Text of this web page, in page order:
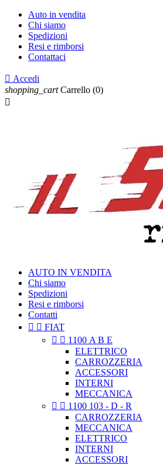
Auto in vendita
Chi siamo
Spedizioni
Resi e rimborsi
Contattaci
 Accedi
shopping_cart Carrello (0)

AUTO IN VENDITA
Chi siamo
Spedizioni
Resi e rimborsi
Contatti
  FIAT
  1100 A B E
ELETTRICO
CARROZZERIA
ACCESSORI
INTERNI
MECCANICA
  1100 103 - D - R
CARROZZERIA
MECCANICA
ELETTRICO
INTERNI
ACCESSORI